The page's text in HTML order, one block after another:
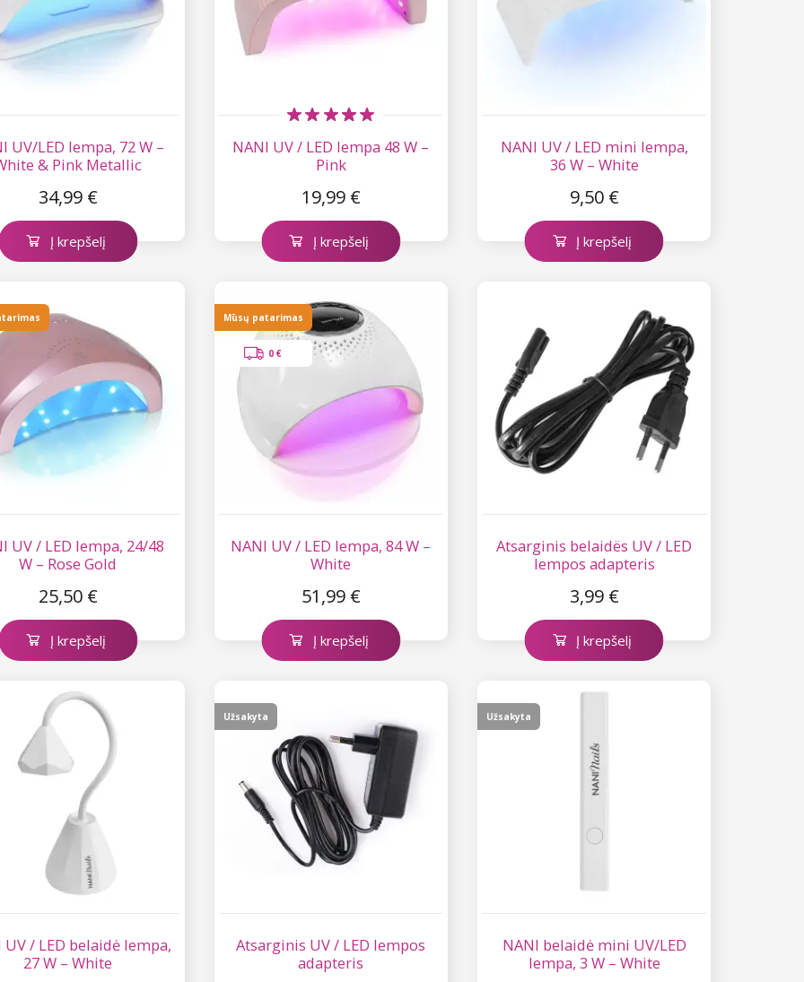
UV/LED lempa, 72 W –
& Pink Metallic
34,99 €
Į krepšelį
NANI UV / LED lempa 48 W –
Pink
19,99 €
Į krepšelį
NANI UV / LED mini lempa,
36 W – White
9,50 €
Į krepšelį
UV / LED lempa, 24/48
W – Rose Gold
25,50 €
Į krepšelį
NANI UV / LED lempa, 84 W –
White
51,99 €
Mūsų patarimas
0 €
Į krepšelį
Atsarginis belaidës UV / LED
lempos adapteris
3,99 €
Į krepšelį
UV / LED belaidė lempa,
27 W – White
Atsarginis UV / LED lempos
adapteris
Užsakyta
NANI belaidė mini UV/LED
lempa, 3 W – White
Užsakyta